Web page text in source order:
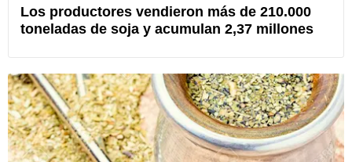
Los productores vendieron más de 210.000
toneladas de soja y acumulan 2,37 millones